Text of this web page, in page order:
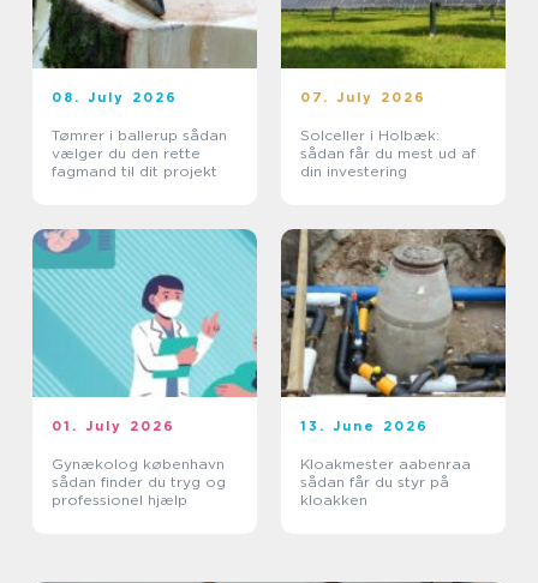
08. July 2026
Tømrer i ballerup sådan
vælger du den rette
fagmand til dit projekt
07. July 2026
Solceller i Holbæk:
sådan får du mest ud af
din investering
01. July 2026
Gynækolog københavn
sådan finder du tryg og
professionel hjælp
13. June 2026
Kloakmester aabenraa
sådan får du styr på
kloakken